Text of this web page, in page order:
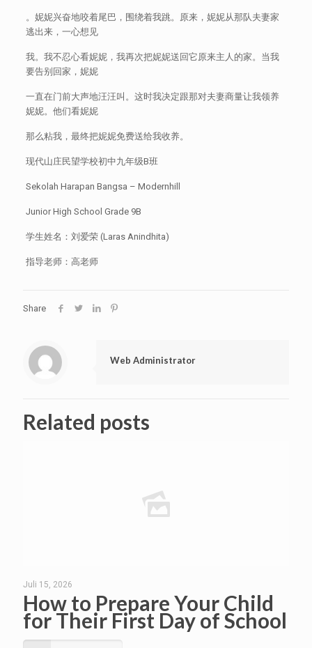
。妮妮兴奋地咬着尾巴，围绕着我跳。原来，妮妮从那队夫妻家
逃出来，一心想见
我。我不忍心看妮妮，我再次把妮妮送回它原来主人的家。当我
要告别回家，妮妮
一直在门前大声地汪汪叫。这时我决定跟那对夫妻商量让我领养
妮妮。他们看妮妮
那么粘我，最终把妮妮免费送给我收养。
现代山庄民望学校初中九年级B班
Sekolah Harapan Bangsa – Modernhill
Junior High School Grade 9B
学生姓名：刘爱荣 (Laras Anindhita)
指导老师：高老师
Share
Web Administrator
Related posts
Juli 15, 2026
How to Prepare Your Child
for Their First Day of School